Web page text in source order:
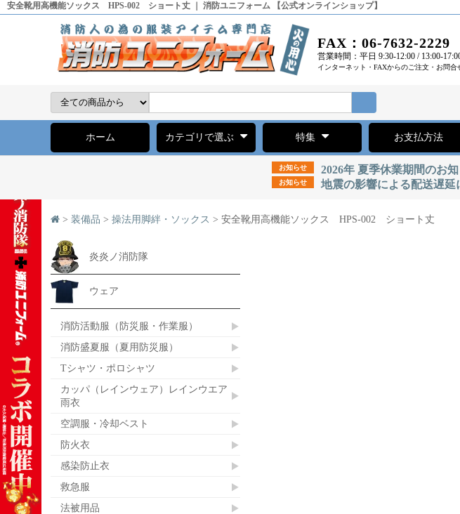
安全靴用高機能ソックス HPS-002 ショート丈 ｜ 消防ユニフォーム 【公式オンラインショップ】
FAX：06-7632-2229
営業時間：平日 9:30-12:00 / 13:00-
インターネット・FAXからのご注文・お問合
ホーム カテゴリで選ぶ 特集 お支払方法
お知らせ 2026年 夏季休業期間のお
お知らせ 地震の影響による配送遅延
> 装備品 > 操法用脚絆・ソックス > 安全靴用高機能ソックス HPS-002 ショート丈
炎炎ノ消防隊
ウェア
消防活動服（防災服・作業服）
消防盛夏服（夏用防災服）
Tシャツ・ポロシャツ
カッパ（レインウェア）レインウエア
雨衣
空調服・冷却ベスト
防火衣
感染防止衣
救急服
法被用品